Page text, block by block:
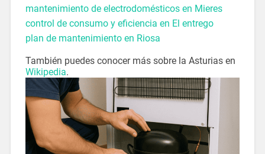
mantenimiento de electrodomésticos en Mieres
control de consumo y eficiencia en El entrego
plan de mantenimiento en Riosa
También puedes conocer más sobre la Asturias en
Wikipedia.